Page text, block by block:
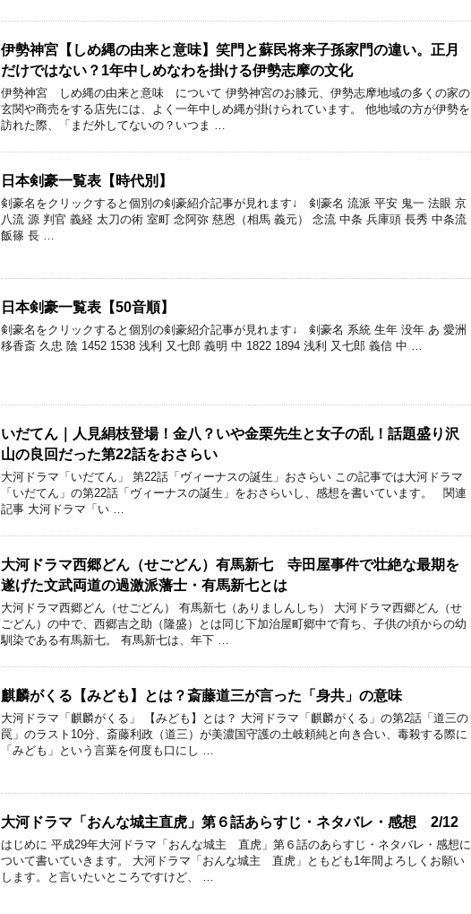
伊勢神宮【しめ縄の由来と意味】笑門と蘇民将来子孫家門の違い。正月
だけではない？1年中しめなわを掛ける伊勢志摩の文化
伊勢神宮 しめ縄の由来と意味 について 伊勢神宮のお膝元、伊勢志摩地域の多くの家の
玄関や商売をする店先には、よく一年中しめ縄が掛けられています。 他地域の方が伊勢を
訪れた際、「まだ外してないの？いつま …
日本剣豪一覧表【時代別】
剣豪名をクリックすると個別の剣豪紹介記事が見れます↓ 剣豪名 流派 平安 鬼一 法眼 京
八流 源 判官 義経 太刀の術 室町 念阿弥 慈恩（相馬 義元） 念流 中条 兵庫頭 長秀 中条流
飯篠 長 …
日本剣豪一覧表【50音順】
剣豪名をクリックすると個別の剣豪紹介記事が見れます↓ 剣豪名 系統 生年 没年 あ 愛洲
移香斎 久忠 陰 1452 1538 浅利 又七郎 義明 中 1822 1894 浅利 又七郎 義信 中 …
いだてん｜人見絹枝登場！金八？いや金栗先生と女子の乱！話題盛り沢
山の良回だった第22話をおさらい
大河ドラマ「いだてん」 第22話「ヴィーナスの誕生」おさらい この記事では大河ドラマ
「いだてん」の第22話「ヴィーナスの誕生」をおさらいし、感想を書いています。 関連
記事 大河ドラマ「い …
大河ドラマ西郷どん（せごどん）有馬新七 寺田屋事件で壮絶な最期を
遂げた文武両道の過激派藩士・有馬新七とは
大河ドラマ西郷どん（せごどん） 有馬新七（ありましんしち） 大河ドラマ西郷どん（せ
ごどん）の中で、西郷吉之助（隆盛）とは同じ下加治屋町郷中で育ち、子供の頃からの幼
馴染である有馬新七。 有馬新七は、年下 …
麒麟がくる【みども】とは？斎藤道三が言った「身共」の意味
大河ドラマ「麒麟がくる」 【みども】とは？ 大河ドラマ「麒麟がくる」の第2話「道三の
罠」のラスト10分、斎藤利政（道三）が美濃国守護の土岐頼純と向き合い、毒殺する際に
「みども」という言葉を何度も口にし …
大河ドラマ「おんな城主直虎」第６話あらすじ・ネタバレ・感想 2/12
はじめに 平成29年大河ドラマ「おんな城主 直虎」第６話のあらすじ・ネタバレ・感想に
ついて書いていきます。 大河ドラマ「おんな城主 直虎」ともども1年間よろしくお願い
します。と言いたいところですけど、 …